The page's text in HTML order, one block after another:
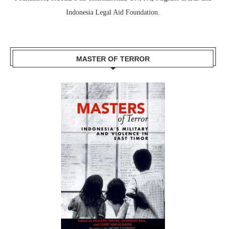
Indonesia Legal Aid Foundation.
MASTER OF TERROR